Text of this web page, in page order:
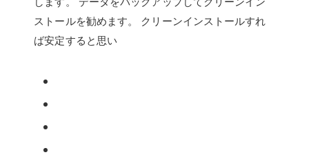
ストールを勧めます。 クリーンインストールすれ
ば安定すると思い